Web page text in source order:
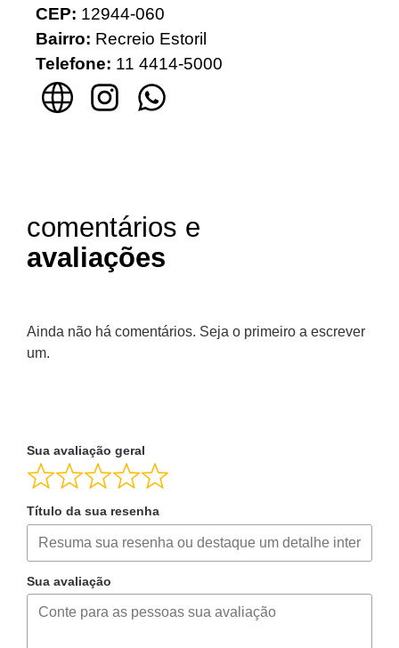
CEP: 12944-060
Bairro: Recreio Estoril
Telefone: 11 4414-5000
comentários e
avaliações
Ainda não há comentários. Seja o primeiro a escrever
um.
Sua avaliação geral
Título da sua resenha
Sua avaliação